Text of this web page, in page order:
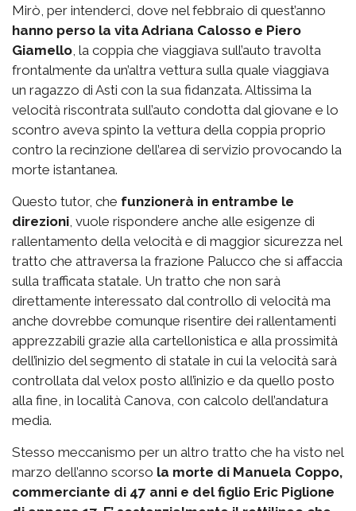
Mirò, per intenderci, dove nel febbraio di quest’anno
hanno perso la vita Adriana Calosso e Piero
Giamello, la coppia che viaggiava sull’auto travolta
frontalmente da un’altra vettura sulla quale viaggiava
un ragazzo di Asti con la sua fidanzata. Altissima la
velocità riscontrata sull’auto condotta dal giovane e lo
scontro aveva spinto la vettura della coppia proprio
contro la recinzione dell’area di servizio provocando la
morte istantanea.
Questo tutor, che funzionerà in entrambe le
direzioni, vuole rispondere anche alle esigenze di
rallentamento della velocità e di maggior sicurezza nel
tratto che attraversa la frazione Palucco che si affaccia
sulla trafficata statale. Un tratto che non sarà
direttamente interessato dal controllo di velocità ma
anche dovrebbe comunque risentire dei rallentamenti
apprezzabili grazie alla cartellonistica e alla prossimità
dell’inizio del segmento di statale in cui la velocità sarà
controllata dal velox posto all’inizio e da quello posto
alla fine, in località Canova, con calcolo dell’andatura
media.
Stesso meccanismo per un altro tratto che ha visto nel
marzo dell’anno scorso la morte di Manuela Coppo,
commerciante di 47 anni e del figlio Eric Piglione